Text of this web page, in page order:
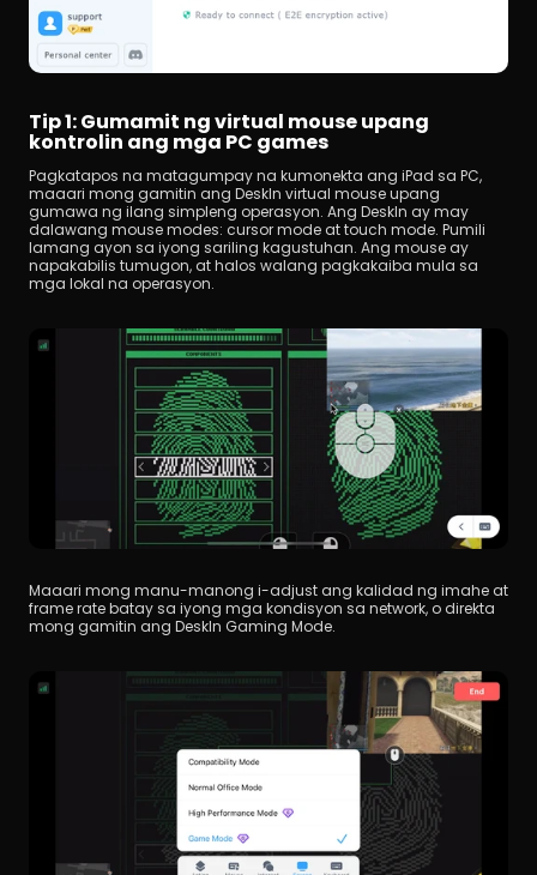
Tip 1: Gumamit ng virtual mouse upang
kontrolin ang mga PC games
Pagkatapos na matagumpay na kumonekta ang iPad sa PC,
maaari mong gamitin ang DeskIn virtual mouse upang
gumawa ng ilang simpleng operasyon. Ang DeskIn ay may
dalawang mouse modes: cursor mode at touch mode. Pumili
lamang ayon sa iyong sariling kagustuhan. Ang mouse ay
napakabilis tumugon, at halos walang pagkakaiba mula sa
mga lokal na operasyon.
Maaari mong manu-manong i-adjust ang kalidad ng imahe at
frame rate batay sa iyong mga kondisyon sa network, o direkta
mong gamitin ang DeskIn Gaming Mode.